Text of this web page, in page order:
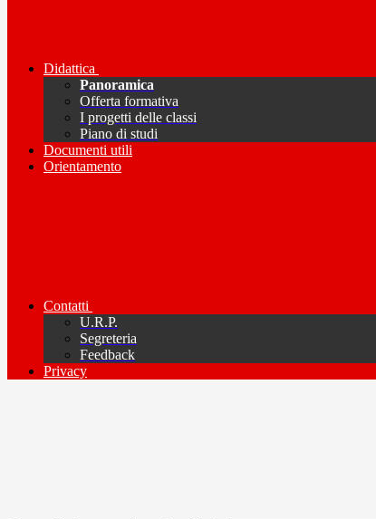
Didattica
Panoramica
Offerta formativa
I progetti delle classi
Piano di studi
Documenti utili
Orientamento
Contatti
U.R.P.
Segreteria
Feedback
Privacy